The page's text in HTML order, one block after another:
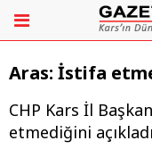
Aras: İstifa
CHP Kars İl
etmediğini